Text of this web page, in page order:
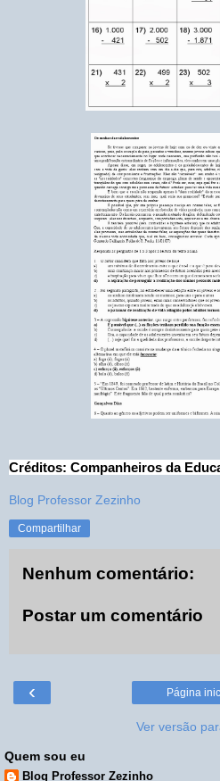
Créditos: Companheiros da
Blog Professor Zezinho
Compartilhar
Nenhum comentário:
Postar um comentário
‹ Página
Ver versão
Quem sou eu
Blog Professor Zezinho